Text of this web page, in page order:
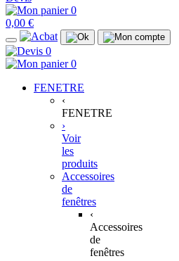
0
0,00 €
0
0
FENETRE
‹
FENETRE
›
Voir
les
produits
Accessoires
de
fenêtres
‹
Accessoires
de
fenêtres